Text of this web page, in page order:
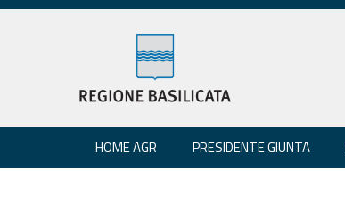
HOME AGR PRESIDENTE GIUNTA